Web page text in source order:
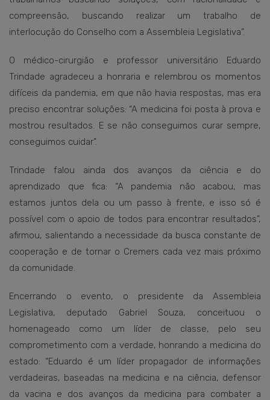
compreensão, buscando realizar um trabalho de
interlocução do Conselho com a Assembleia Legislativa”.
O médico-cirurgião e professor universitário Eduardo
Trindade agradeceu a honraria e relembrou os momentos
difíceis da pandemia, em que não havia respostas, mas era
preciso encontrar soluções: “A medicina foi posta à prova e
mostrou resultados. E se não conseguimos curar sempre,
conseguimos cuidar”.
Trindade falou ainda dos avanços da ciência e do
aprendizado que fica: “A pandemia não acabou, mas
estamos juntos dela ou um passo à frente, e isso só é
possível com o apoio de todos para encontrar resultados”,
afirmou, salientando a necessidade da busca constante de
cooperação e de tornar o Cremers cada vez mais próximo
da comunidade.
Encerrando o evento, o presidente da Assembleia
Legislativa, deputado Gabriel Souza, conceituou o
homenageado como um líder de classe, pelo seu
comprometimento com a verdade, honrando a medicina do
estado: “Eduardo é um líder propagador de informações
verdadeiras, baseadas na medicina e na ciência, defensor
da vacina e dos avanços da medicina para combater a